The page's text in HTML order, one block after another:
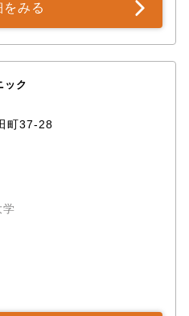
をみる
ック
町37-28
学